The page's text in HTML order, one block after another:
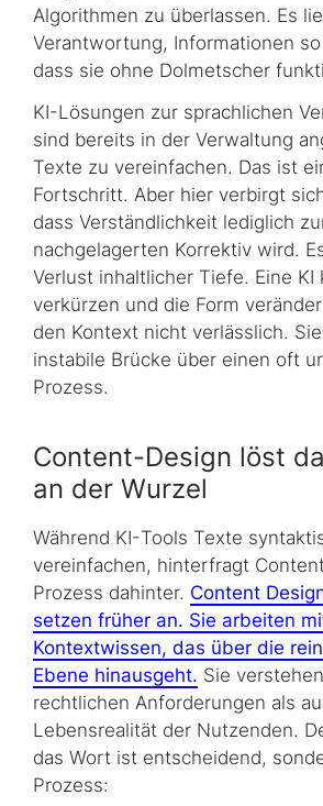
Algorithmen zu überlassen. Es
Verantwortung, Informationen
dass sie ohne Dolmetscher
KI-Lösungen zur sprachlichen
sind bereits in der Verwaltung
Texte zu vereinfachen. Das ist
Fortschritt. Aber hier verbirgt
dass Verständlichkeit lediglich
nachgelagerten Korrektiv wird.
Verlust inhaltlicher Tiefe. Eine KI
verkürzen und die Form
den Kontext nicht verlässlich.
instabile Brücke über einen oft
Prozess.
Content-Design löst
an der Wurzel
Während KI-Tools Texte
vereinfachen, hinterfragt
Prozess dahinter. Content
setzen früher an. Sie arbeiten
Kontextwissen, das über die
Ebene hinausgeht. Sie
rechtlichen Anforderungen als
Lebensrealität der Nutzenden.
das Wort ist entscheidend,
Prozess: